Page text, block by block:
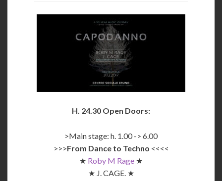
H. 24.30 Open Doors:
>Main stage: h. 1.00 -> 6.00
>>>From Dance to Techno <<<<
★ Roby M Rage ★
★ J. CAGE. ★